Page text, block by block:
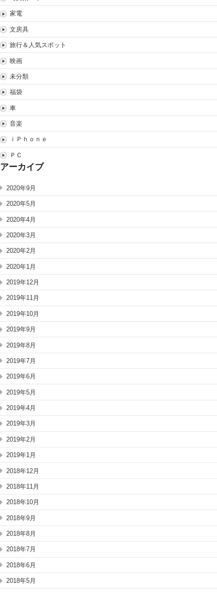
家電
文房具
旅行＆人気スポット
映画
未分類
福袋
車
音楽
ｉＰｈｏｎｅ
ＰＣ
アーカイブ
2020年9月
2020年5月
2020年4月
2020年3月
2020年2月
2020年1月
2019年12月
2019年11月
2019年10月
2019年9月
2019年8月
2019年7月
2019年6月
2019年5月
2019年4月
2019年3月
2019年2月
2019年1月
2018年12月
2018年11月
2018年10月
2018年9月
2018年8月
2018年7月
2018年6月
2018年5月